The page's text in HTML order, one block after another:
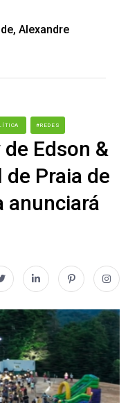
Alexandre
#REDES
Edson &
Praia de
anunciará